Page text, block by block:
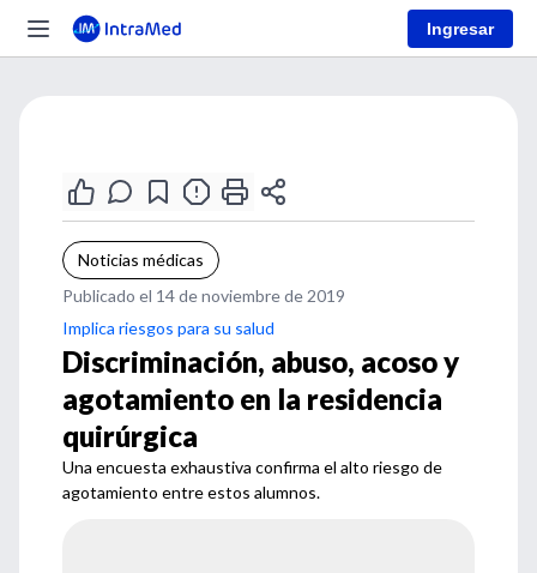
Ingresar
Noticias médicas
Publicado el 14 de noviembre de 2019
Implica riesgos para su salud
Discriminación, abuso, acoso y
agotamiento en la residencia
quirúrgica
Una encuesta exhaustiva confirma el alto riesgo de
agotamiento entre estos alumnos.